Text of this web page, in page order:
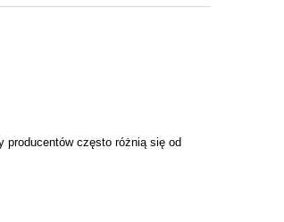
producentów często różnią się od